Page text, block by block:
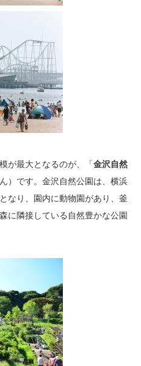
が最大となるのが、「金沢自然
）です。金沢自然公園は、横浜
なり、園内に動物園があり、釜
に隣接している自然豊かな公園